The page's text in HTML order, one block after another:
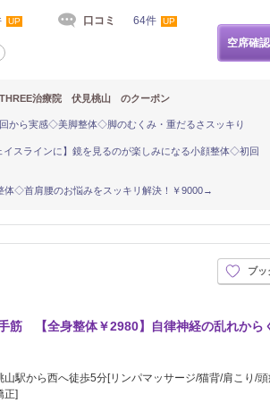
UP 口コミ 64件 UP
空席確
治療院 伏見桃山 のクーポン
回から実感◇美脚整体◇脚のむくみ・重だるさスッキり
イスラインに】鏡を見るのが楽しみになる小顔整体◇初回
体◇首肩腰のお悩みをスッキリ解決！￥9000→
ブッ
筋 【全身整体￥2980】自律神経の乱れから
山駅から西へ徒歩5分[リンパマッサージ/猫背/肩こり/
正]